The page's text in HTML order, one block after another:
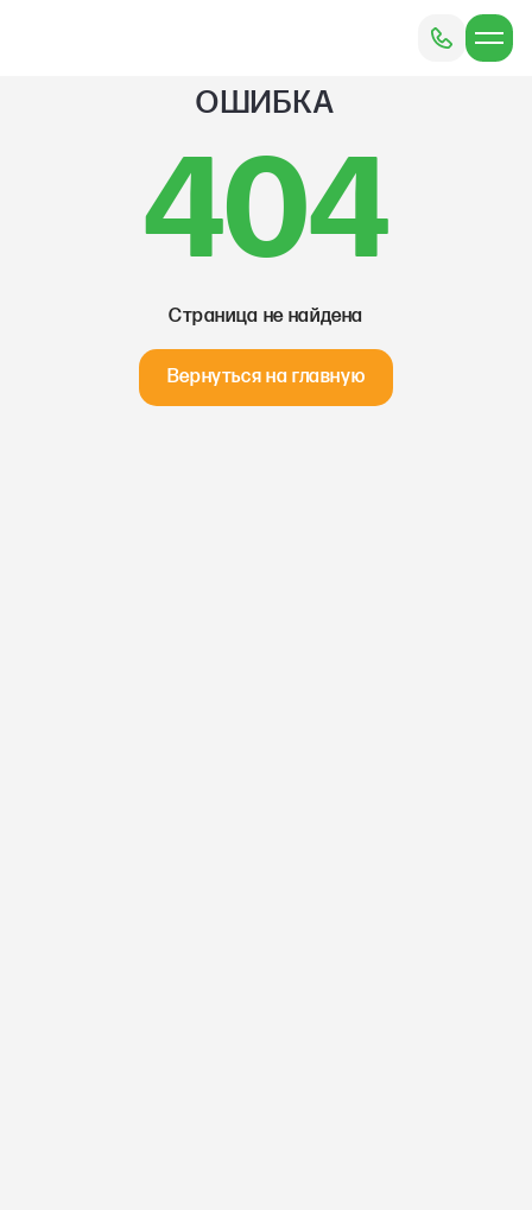
ОШИБКА
404
Страница не найдена
Вернуться на главную